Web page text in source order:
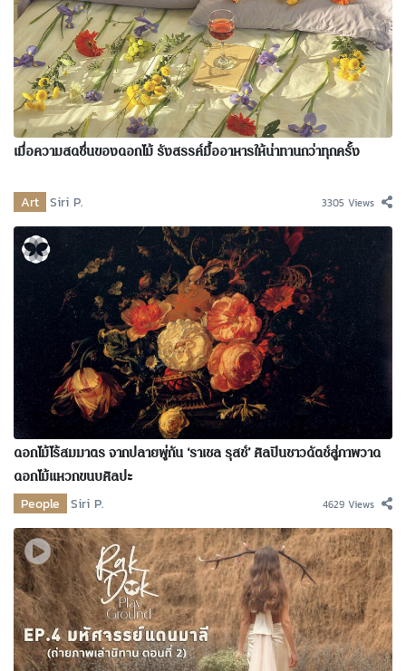
เมื่อความสดชื่นของดอกไม้ รังสรรค์มื้ออาหารให้น่าทานกว่าทุกครั้ง
Art Siri P. 3305 Views
ดอกไม้ไร้สมมาตร จากปลายพู่กัน ‘ราเชล รุสช์’ ศิลปินชาวดัตช์สู่ภาพวาด
ดอกไม้แหวกขนบศิลปะ
People Siri P. 4629 Views